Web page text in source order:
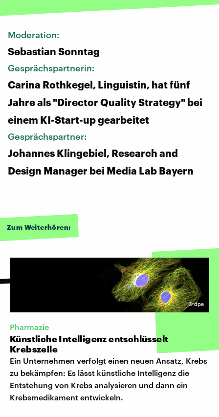
Moderation:
Sebastian Sonntag
Gesprächspartnerin:
Carina Rothkegel, Linguistin, hat fünf
Jahre als "Director Quality Strategy" bei
einem KI-Start-up gearbeitet
Gesprächspartner:
Johannes Klingebiel, Research and
Design Manager bei Media Lab Bayern
Zum Weiterhören:
©dpa
Pharmazie
Künstliche Intelligenz entschlüsselt
Krebszelle
Ein Unternehmen verfolgt einen neuen Ansatz, Krebs
zu bekämpfen: Es lässt künstliche Intelligenz die
Entstehung von Krebs analysieren und dann ein
Krebsmedikament entwickeln.